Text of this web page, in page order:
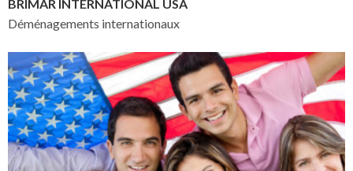
BRIMAR INTERNATIONAL USA
Déménagements internationaux